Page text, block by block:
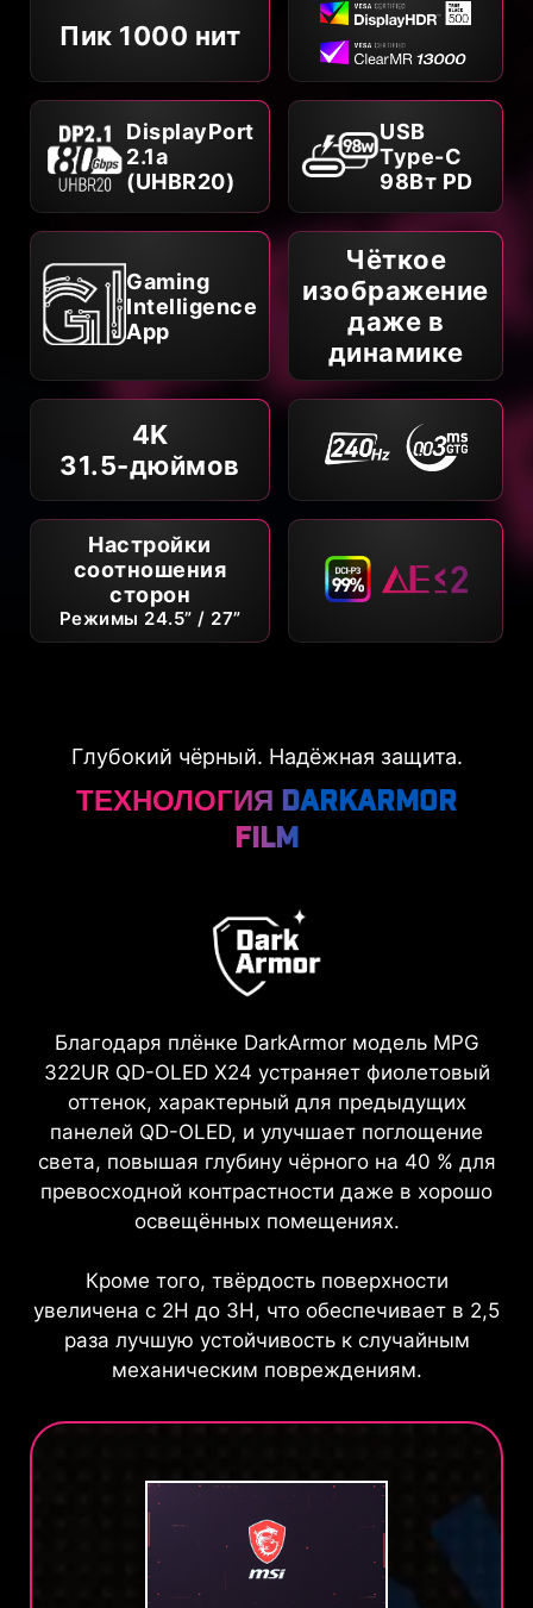
Пик 1000 нит
DisplayPort
2.1a
(UHBR20)
USB
Type-C
98Вт PD
Gaming
Intelligence
App
Чёткое
изображение
даже в
динамике
4K
31.5-дюймов
Настройки
соотношения
сторон
Режимы 24.5” / 27”
Глубокий чёрный. Надёжная защита.
ТЕХНОЛОГИЯ DarkArmor
Film
Благодаря плёнке DarkArmor модель MPG
322UR QD-OLED X24 устраняет фиолетовый
оттенок, характерный для предыдущих
панелей QD-OLED, и улучшает поглощение
света, повышая глубину чёрного на 40 % для
превосходной контрастности даже в хорошо
освещённых помещениях.
Кроме того, твёрдость поверхности
увеличена с 2H до 3H, что обеспечивает в 2,5
раза лучшую устойчивость к случайным
механическим повреждениям.